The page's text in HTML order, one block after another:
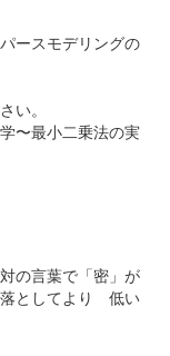
ースモデリングの
い。
〜最小二乗法の実
の言葉で「密」が
落としてより 低い